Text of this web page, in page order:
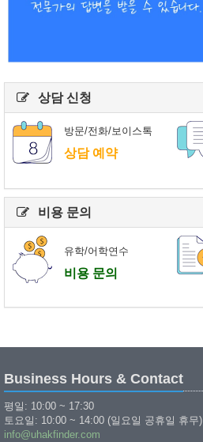
상담 신청
방문/전화/보이스톡
상담 예약
비용 문의
유학/어학연수
비용 문의
Business Hours & Contact
평일: 10:00 ~ 17:30
토요일: 10:00 ~ 14:00 (일요일 공휴일 휴무)
info@uhakfinder.com